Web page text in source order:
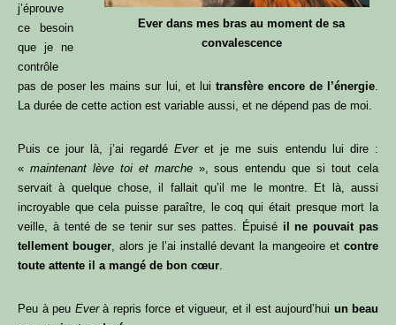
Ever dans mes bras au moment de sa
convalescence
j’éprouve
ce besoin
que je ne
contrôle
pas de poser les mains sur lui, et lui transfère encore de l’énergie
La durée de cette action est variable aussi, et ne dépend pas de moi.
Puis ce jour là, j’ai regardé Everet je me suis entendu lui dire :
« maintenant lève toi et marche», sous entendu que si tout cela
servait à quelque chose, il fallait qu’il me le montre. Et là, aussi
incroyable que cela puisse paraître, le coq qui était presque mort la
veille, à tenté de se tenir sur ses pattes. Épuisé il ne pouvait pas
tellement bouger, alors je l’ai installé devant la mangeoire etcontre
toute attente il a mangé de bon cœur
Peu à peu Everà repris force et vigueur, et il est aujourd’hui un beau